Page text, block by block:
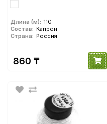
Длина (м): 110
Состав: Капрон
Страна: Россия
860 ₸